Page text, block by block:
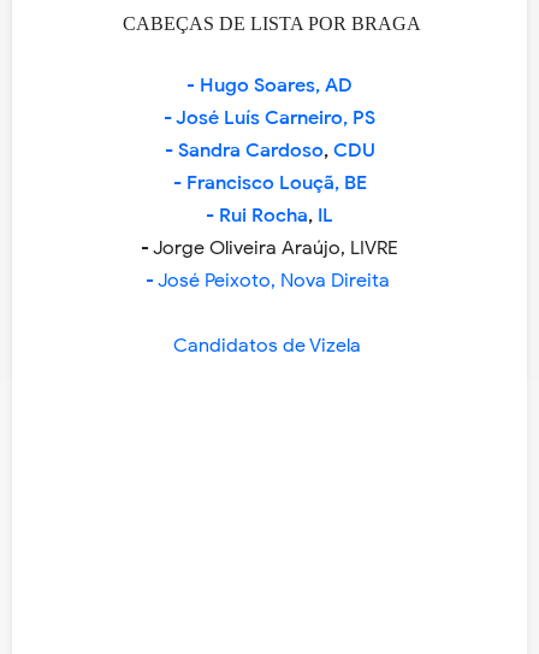
CABEÇAS DE LISTA POR BRAGA
- Hugo Soares, AD
- José Luís Carneiro, PS
- Sandra Cardoso, CDU
- Francisco Louçã, BE
- Rui Rocha, IL
- Jorge Oliveira Araújo, LIVRE
- José Peixoto, Nova Direita
Candidatos de Vizela